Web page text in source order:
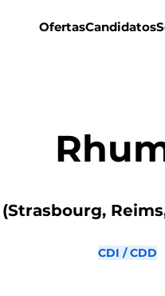
OfertasCandidatos
CDI / CDD